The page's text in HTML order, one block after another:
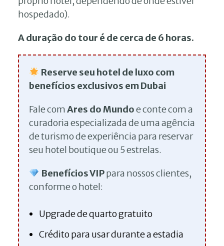
hospedado).
A duração do tour é de cerca de 6 horas.
Reserve seu hotel de luxo com
benefícios exclusivos em Dubai
Fale comAres do Mundoe conte com a
curadoria especializada de uma agência
de turismo de experiência para reservar
seu hotel boutique ou 5 estrelas.
Benefícios VIPpara nossos clientes,
conforme o hotel:
Upgrade de quarto gratuito
Crédito para usar durante a estadia